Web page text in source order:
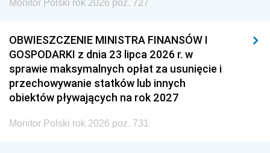
Monitor Polski rok 2026 poz. 727
OBWIESZCZENIE MINISTRA FINANSÓW I
GOSPODARKI z dnia 23 lipca 2026 r. w
sprawie maksymalnych opłat za usunięcie i
przechowywanie statków lub innych
obiektów pływających na rok 2027
Monitor Polski rok 2026 poz. 731